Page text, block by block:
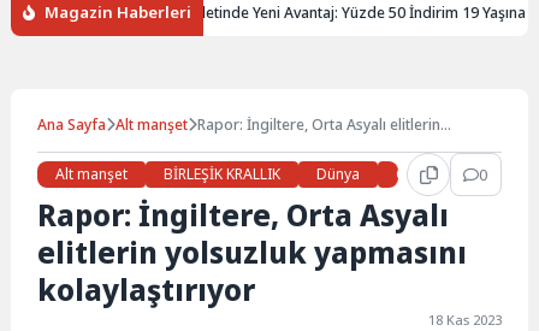
Magazin Haberleri
Gençlere Tren Biletinde Yeni Avantaj: Yüzde 50 İndirim 19 Yaşına
Ana Sayfa Alt manşet Rapor: İngiltere, Orta Asyalı elitlerin
Alt manşet
BİRLEŞİK KRALLIK Dünya Gündem 0
Rapor: İngiltere, Orta Asyalı
elitlerin yolsuzluk yapmasını
kolaylaştırıyor
18 Kas 2023